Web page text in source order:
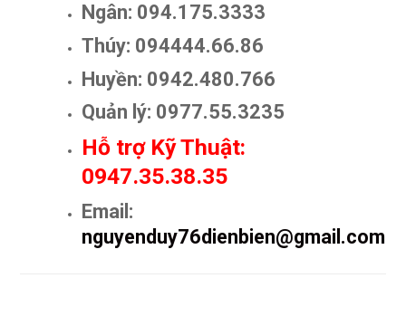
Ngân: 094.175.3333
Thúy: 094444.66.86
Huyền: 0942.480.766
Quản lý: 0977.55.3235
Hỗ trợ Kỹ Thuật:
0947.35.38.35
Email:
nguyenduy76dienbien@gmail.com